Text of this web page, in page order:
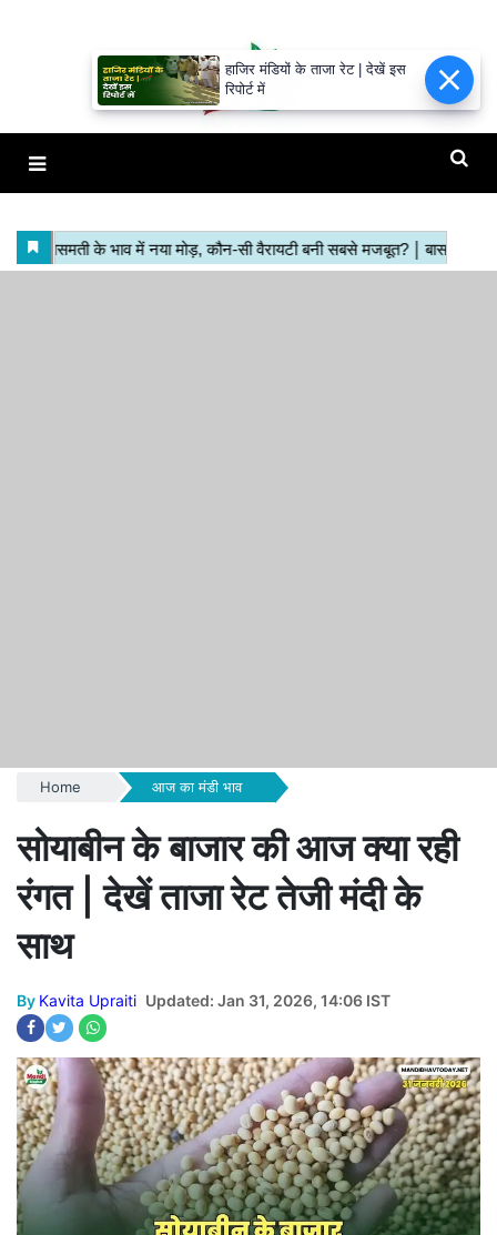
Home आज का मंडी भाव
सोयाबीन के बाजार की आज क्या रही
रंगत | देखें ताजा रेट तेजी मंदी के
साथ
By Kavita Upraiti Updated: Jan 31, 2026, 14:06 IST
हाजिर मंडियों के ताजा रेट | देखें इस
रिपोर्ट में